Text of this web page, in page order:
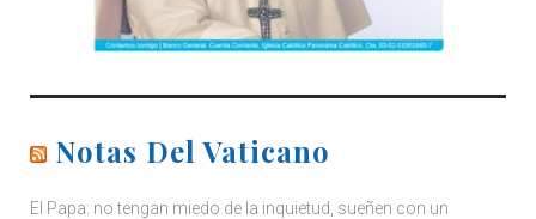
Notas Del Vaticano
El Papa: no tengan miedo de la inquietud, sueñen con un